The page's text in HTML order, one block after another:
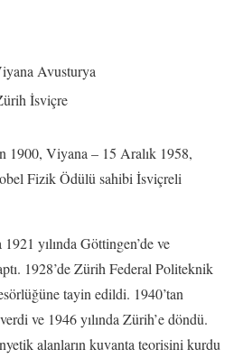
Avusturya
İsviçre
1900, Viyana – 15 Aralık 1958,
Fizik Ödülü sahibi İsviçreli
yılında Göttingen’de ve
1928’de Zürih Federal Politeknik
tayin edildi. 1940’tan
ve 1946 yılında Zürih’e döndü.
alanların kuvanta teorisini kurdu